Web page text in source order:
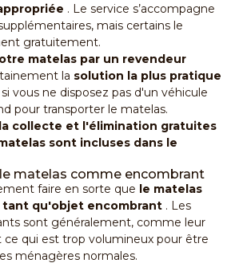
. Le service s’accompagne
mais certains le
gratuitement.
matelas par un revendeur
la solution la plus pratique
vous ne disposez pas d'un véhicule
pour transporter le matelas.
collecte et l'élimination gratuites
sont incluses dans le
matelas comme encombrant
faire en sorte que le matelas
qu'objet encombrant . Les
sont généralement, comme leur
ce qui est trop volumineux pour être
ménagères normales.